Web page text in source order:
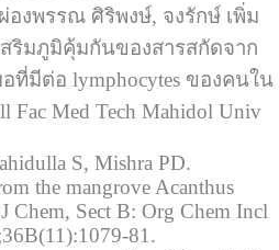
องพรรณ ศิริพงษ์, จงรักษ์ เพิ่ม
สริมภูมิคุ้มกันของสารสกัดจาก
ที่มีต่อ lymphocytes ของคนใน
Med Tech Mahidol Univ
S, Mishra PD.
the mangrove Acanthus
Chem, Sect B: Org Chem Incl
81.